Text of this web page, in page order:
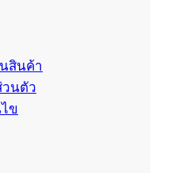
สินค้า
วนตัว
ข